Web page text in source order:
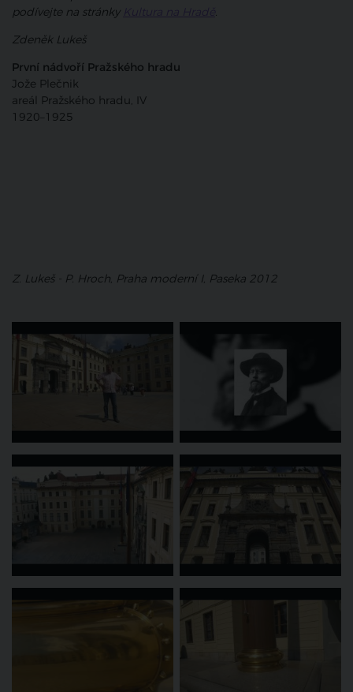
podívejte na stránky Kultura na Hradě .
Zdeněk Lukeš
První nádvoří Pražského hradu
Jože Plečnik
areál Pražského hradu, IV
1920–1925
Z. Lukeš - P. Hroch, Praha moderní I, Paseka 2012